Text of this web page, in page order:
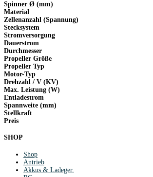
Spinner Ø (mm)
Material
Zellenanzahl (Spannung)
Stecksystem
Stromversorgung
Dauerstrom
Durchmesser
Propeller Größe
Propeller Typ
Motor-Typ
Drehzahl / V (KV)
Max. Leistung (W)
Entladestrom
Spannweite (mm)
Stellkraft
Preis
SHOP
Shop
Antrieb
Akkus & Ladeger.